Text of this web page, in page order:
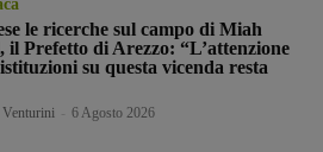
le ricerche sul campo di Miah
il Prefetto di Arezzo: “L’attenzione
su questa vicenda resta
Venturini 6 Agosto 2026